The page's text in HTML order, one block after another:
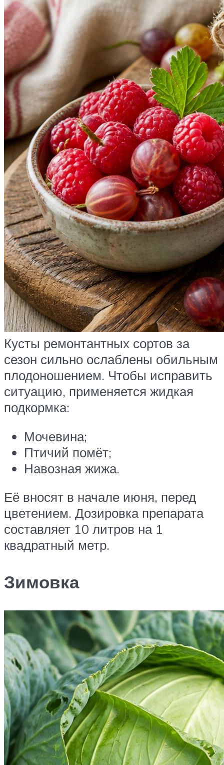
Кусты ремонтантных сортов за
сезон сильно ослаблены обильным
плодоношением. Чтобы исправить
ситуацию, применяется жидкая
подкормка:
Мочевина;
Птичий помёт;
Навозная жижа.
Её вносят в начале июня, перед
цветением. Дозировка препарата
составляет 10 литров на 1
квадратный метр.
Зимовка